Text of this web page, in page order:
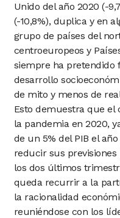
Unido del año 2020 (-
(-10,8%), duplica y en
grupo de países del
centroeuropeos y
siempre ha pretendido
desarrollo
de mito y menos de
Esto demuestra que el
la pandemia en 2020,
de un 5% del PIB el
reducir sus
los dos últimos
queda recurrir a la
la racionalidad
reuniéndose con los